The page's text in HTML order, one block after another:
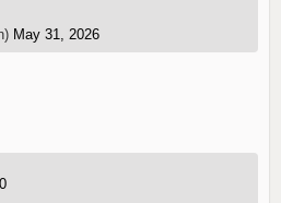
May 31, 2026